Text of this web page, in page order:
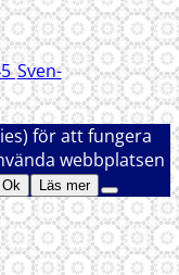
Sven-
för att fungera
webbplatsen
Ok Läs mer